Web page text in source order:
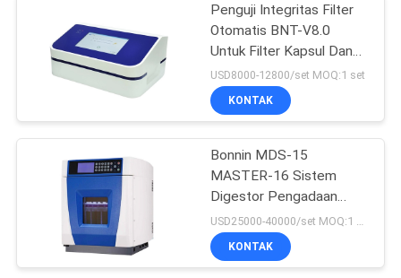
Penguji Integritas Filter
Otomatis BNT-V8.0
Untuk Filter Kapsul Dan
Membran Ultrafiltrasi
USD8000-12800/set MOQ:1 set
KONTAK
Bonnin MDS-15
MASTER-16 Sistem
Digestor Pengadaan
Sampel
KONTAK